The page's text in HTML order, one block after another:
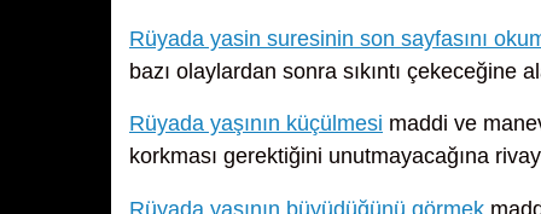
Rüyada yasin suresinin son sayfasını
bazı olaylardan sonra sıkıntı çekeceğine
Rüyada yaşının küçülmesi maddi ve
korkması gerektiğini unutmayacağına
Rüyada yaşının büyüdüğünü görmek